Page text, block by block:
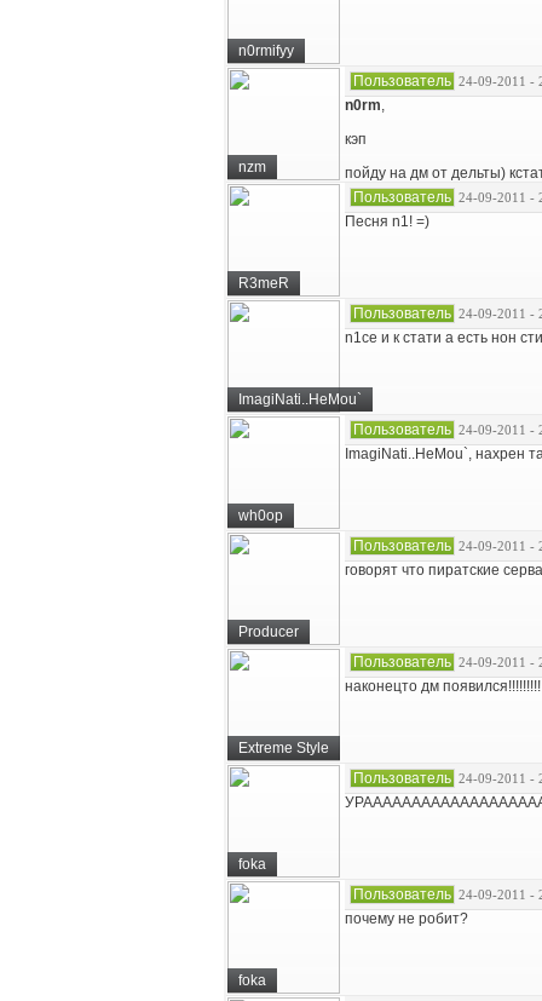
n0rmifyy
nzm
Пользователь 24-09-2011 -
n0rm,
кэп
пойду на дм от дельты)
R3meR
Пользователь 24-09-2011 -
Песня n1! =)
ImagiNati..HeMou`
Пользователь 24-09-2011 -
n1ce и к стати а есть нон
wh0op
Пользователь 24-09-2011 -
ImagiNati..HeMou`, нахрен
Producer
Пользователь 24-09-2011 -
говорят что пиратские
Extreme Style
Пользователь 24-09-2011 -
наконецто дм
foka
Пользователь 24-09-2011 -
foka
Пользователь 24-09-2011 -
почему не робит?